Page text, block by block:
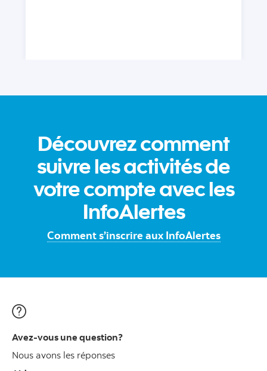
Découvrez comment
suivre les activités de
votre compte avec les
InfoAlertes
Comment s’inscrire aux InfoAlertes
Avez-vous une question?
Nous avons les réponses